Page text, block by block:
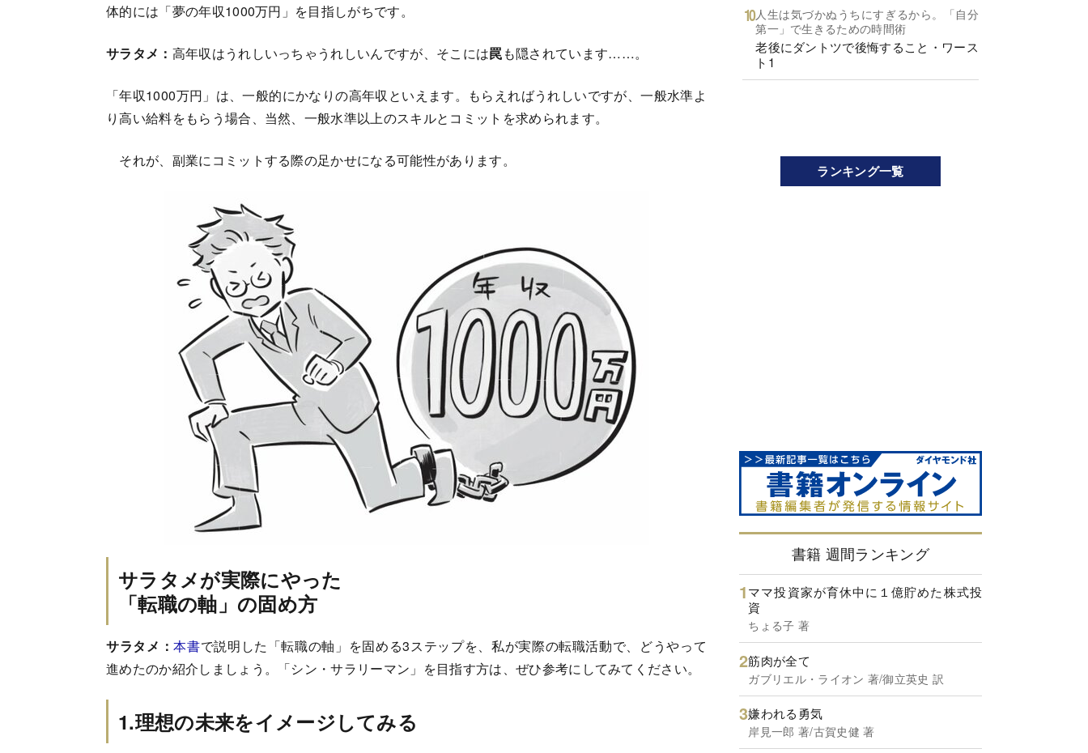
体的には「夢の年収1000万円」を目指しがちです。
サラタメ： 高年収はうれしいっちゃうれしいんですが、そこには罠も隠されています……。
「年収1000万円」は、一般的にかなりの高年収といえます。もらえればうれしいですが、一般水準よ
り高い給料をもらう場合、当然、一般水準以上のスキルとコミットを求められます。
それが、副業にコミットする際の足かせになる可能性があります。
サラタメが実際にやった
「転職の軸」の固め方
サラタメ：本書で説明した「転職の軸」を固める3ステップを、私が実際の転職活動で、どうやって
進めたのか紹介しましょう。「シン・サラリーマン」を目指す方は、ぜひ参考にしてみてください。
1.理想の未来をイメージしてみる
人生は気づかぬうちにすぎるから。「自分
第一」で生きるための時間術
老後にダントツで後悔すること・ワース
ト1
ランキング一覧
書籍 週間ランキング
ママ投資家が育休中に１億貯めた株式投
資
ちょる子 著
筋肉が全て
ガブリエル・ライオン 著/御立英史 訳
嫌われる勇気
岸見一郎 著/古賀史健 著